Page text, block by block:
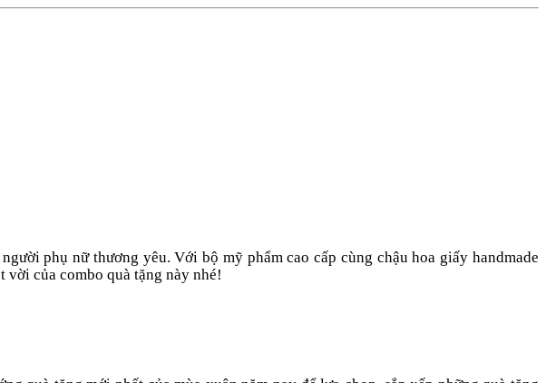
phụ nữ thương yêu. Với bộ mỹ phẩm cao cấp cùng chậu hoa giấy handmade
vời của combo quà tặng này nhé!